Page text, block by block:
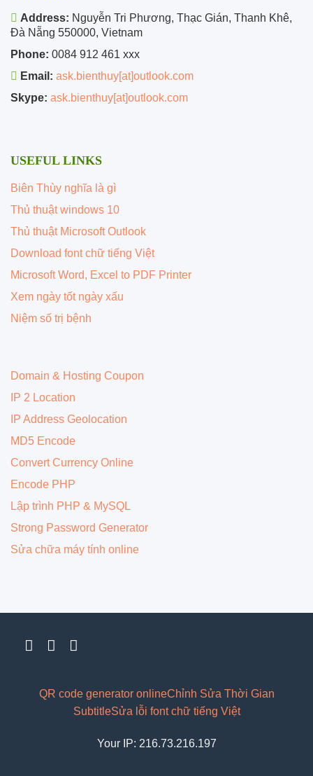
Address: Nguyễn Tri Phương, Thạc Gián, Thanh Khê,
Đà Nẵng 550000, Vietnam
Phone: 0084 912 461 xxx
Email: ask.bienthuy[at]outlook.com
Skype: ask.bienthuy[at]outlook.com
USEFUL LINKS
Biên Thùy nghĩa là gì
Thủ thuật windows 10
Thủ thuật Microsoft Outlook
Download font chữ tiếng Việt
Microsoft Word, Excel to PDF Printer
Xem ngày tốt ngày xấu
Niệm số trị bệnh
Domain & Hosting Coupon
IP 2 Location
IP Address Geolocation
MD5 Encode
Convert Currency Online
Encode PHP
Lập trình PHP & MySQL
Strong Password Generator
Sửa chữa máy tính online
QR code generator onlineChỉnh Sửa Thời Gian
SubtitleSửa lỗi font chữ tiếng Việt
Your IP: 216.73.216.197